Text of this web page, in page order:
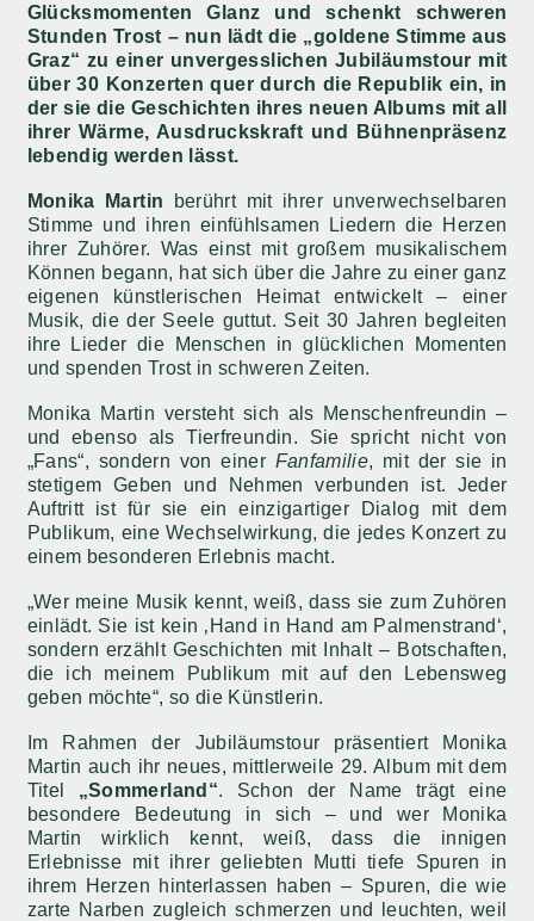
Glücksmomenten Glanz und schenkt schweren
Stunden Trost – nun lädt die „goldene Stimme aus
Graz“ zu einer unvergesslichen Jubiläumstour mit
über 30 Konzerten quer durch die Republik ein, in
der sie die Geschichten ihres neuen Albums mit all
ihrer Wärme, Ausdruckskraft und Bühnenpräsenz
lebendig werden lässt.
Monika Martin berührt mit ihrer unverwechselbaren
Stimme und ihren einfühlsamen Liedern die Herzen
ihrer Zuhörer. Was einst mit großem musikalischem
Können begann, hat sich über die Jahre zu einer ganz
eigenen künstlerischen Heimat entwickelt – einer
Musik, die der Seele guttut. Seit 30 Jahren begleiten
ihre Lieder die Menschen in glücklichen Momenten
und spenden Trost in schweren Zeiten.
Monika Martin versteht sich als Menschenfreundin –
und ebenso als Tierfreundin. Sie spricht nicht von
„Fans“, sondern von einer Fanfamilie, mit der sie in
stetigem Geben und Nehmen verbunden ist. Jeder
Auftritt ist für sie ein einzigartiger Dialog mit dem
Publikum, eine Wechselwirkung, die jedes Konzert zu
einem besonderen Erlebnis macht.
„Wer meine Musik kennt, weiß, dass sie zum Zuhören
einlädt. Sie ist kein ‚Hand in Hand am Palmenstrand‘,
sondern erzählt Geschichten mit Inhalt – Botschaften,
die ich meinem Publikum mit auf den Lebensweg
geben möchte“, so die Künstlerin.
Im Rahmen der Jubiläumstour präsentiert Monika
Martin auch ihr neues, mittlerweile 29. Album mit dem
Titel „Sommerland“. Schon der Name trägt eine
besondere Bedeutung in sich – und wer Monika
Martin wirklich kennt, weiß, dass die innigen
Erlebnisse mit ihrer geliebten Mutti tiefe Spuren in
ihrem Herzen hinterlassen haben – Spuren, die wie
zarte Narben zugleich schmerzen und leuchten, weil